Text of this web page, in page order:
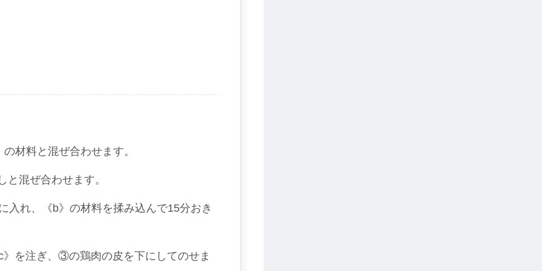
材料と混ぜ合わせます。
混ぜ合わせます。
入れ、《b》の材料を揉み込んで15分おき
を注ぎ、③の鶏肉の皮を下にしてのせま